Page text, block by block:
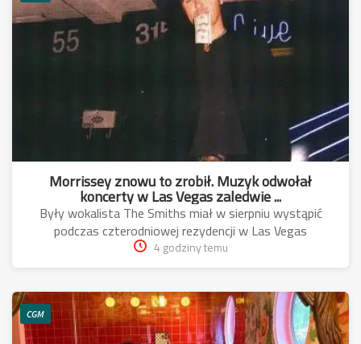
Morrissey znowu to zrobił. Muzyk odwołał
koncerty w Las Vegas zaledwie ...
Były wokalista The Smiths miał w sierpniu wystąpić
podczas czterodniowej rezydencji w Las Vegas
4 godziny temu
CGM